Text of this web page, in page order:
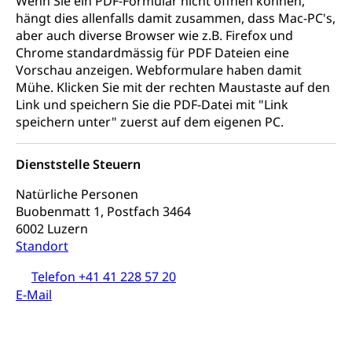
hängt dies allenfalls damit zusammen, dass Mac-PC's,
aber auch diverse Browser wie z.B. Firefox und
Chrome standardmässig für PDF Dateien eine
Vorschau anzeigen. Webformulare haben damit
Mühe. Klicken Sie mit der rechten Maustaste auf den
Link und speichern Sie die PDF-Datei mit "Link
speichern unter" zuerst auf dem eigenen PC.
Dienststelle Steuern
Natürliche Personen
Buobenmatt 1, Postfach 3464
6002 Luzern
Standort
Telefon +41 41 228 57 20
E-Mail
Musikschulen
Schulferien
Früherziehung
Schuldienste
Betreuungsangebote
Heilpädagogische Schulen
Freiwilliger Schulsport
Hochschule PHLU
Stipendien Hochschule Luzern hslu
Fachhochschule Zentralschweiz, HSLU,
Pädagogische Hochschule Luzern, PH Luzern, UniLU,
swissuniversities (Dachorganisation der Schweizer
Hochschulen)
swissuniversities
Universität Luzern
Fachstelle Hochschulbildung
Vorschule
Kindergarten, Kinderkrippe, Krippe, Kinderhort,
Kindertagesstätte, Spielgruppe, Tagesmutter,
Freiwilliges Kindergarten Jahr
Freiwilliges Kindergarten Jahr
Frühe Förderung
Gesundheit und Soziales
Konsumentenschutz
Konsumentenrechte, Produktsicherheit,
Preisüberwachung, Preisüberwacher,